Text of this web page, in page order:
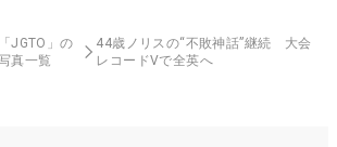
「JGTO」の
真一覧
44歳ノリスの“不敗神話”継続 大会
レコードVで全英へ